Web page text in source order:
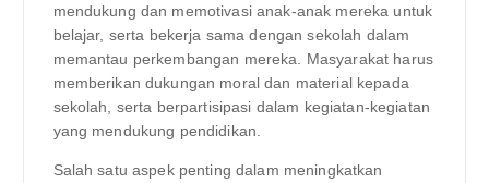
mendukung dan memotivasi anak-anak mereka untuk
belajar, serta bekerja sama dengan sekolah dalam
memantau perkembangan mereka. Masyarakat harus
memberikan dukungan moral dan material kepada
sekolah, serta berpartisipasi dalam kegiatan-kegiatan
yang mendukung pendidikan.
Salah satu aspek penting dalam meningkatkan